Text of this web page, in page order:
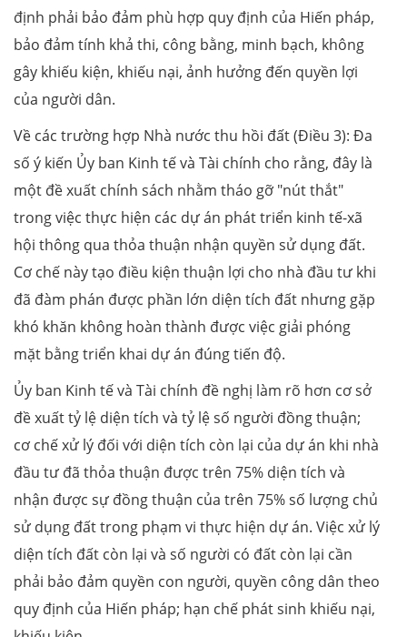
định phải bảo đảm phù hợp quy định của Hiến pháp,
bảo đảm tính khả thi, công bằng, minh bạch, không
gây khiếu kiện, khiếu nại, ảnh hưởng đến quyền lợi
của người dân.
Về các trường hợp Nhà nước thu hồi đất (Điều 3): Đa
số ý kiến Ủy ban Kinh tế và Tài chính cho rằng, đây là
một đề xuất chính sách nhằm tháo gỡ "nút thắt"
trong việc thực hiện các dự án phát triển kinh tế-xã
hội thông qua thỏa thuận nhận quyền sử dụng đất.
Cơ chế này tạo điều kiện thuận lợi cho nhà đầu tư khi
đã đàm phán được phần lớn diện tích đất nhưng gặp
khó khăn không hoàn thành được việc giải phóng
mặt bằng triển khai dự án đúng tiến độ.
Ủy ban Kinh tế và Tài chính đề nghị làm rõ hơn cơ sở
đề xuất tỷ lệ diện tích và tỷ lệ số người đồng thuận;
cơ chế xử lý đối với diện tích còn lại của dự án khi nhà
đầu tư đã thỏa thuận được trên 75% diện tích và
nhận được sự đồng thuận của trên 75% số lượng chủ
sử dụng đất trong phạm vi thực hiện dự án. Việc xử lý
diện tích đất còn lại và số người có đất còn lại cần
phải bảo đảm quyền con người, quyền công dân theo
quy định của Hiến pháp; hạn chế phát sinh khiếu nại,